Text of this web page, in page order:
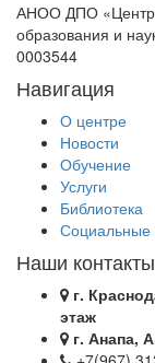
АНОО ДПО «Центр
образования и
0003544
Навигация
О центре
Новости
Обучение
Услуги
Библиотека
Социальные
Наши контакты
г.
этаж
г. Анапа,